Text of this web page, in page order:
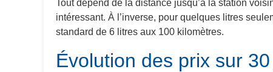
Tout dépend de la distance jusqu’à la station
intéressant. À l’inverse, pour quelques litres
standard de 6 litres aux 100 kilomètres.
Évolution des prix sur